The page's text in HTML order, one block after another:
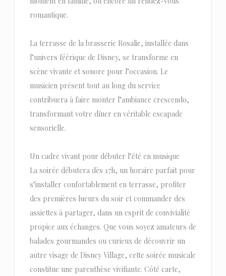
romantique.
La terrasse de la brasserie Rosalie, installée dans
l’univers féérique de Disney, se transforme en
scène vivante et sonore pour l’occasion. Le
musicien présent tout au long du service
contribuera à faire monter l’ambiance crescendo,
transformant votre dîner en véritable escapade
sensorielle.
Un cadre vivant pour débuter l’été en musique
La soirée débutera dès 17h, un horaire parfait pour
s’installer confortablement en terrasse, profiter
des premières lueurs du soir et commander des
assiettes à partager, dans un esprit de convivialité
propice aux échanges. Que vous soyez amateurs de
balades gourmandes ou curieux de découvrir un
autre visage de Disney Village, cette soirée musicale
constitue une parenthèse vivifiante. Côté carte,